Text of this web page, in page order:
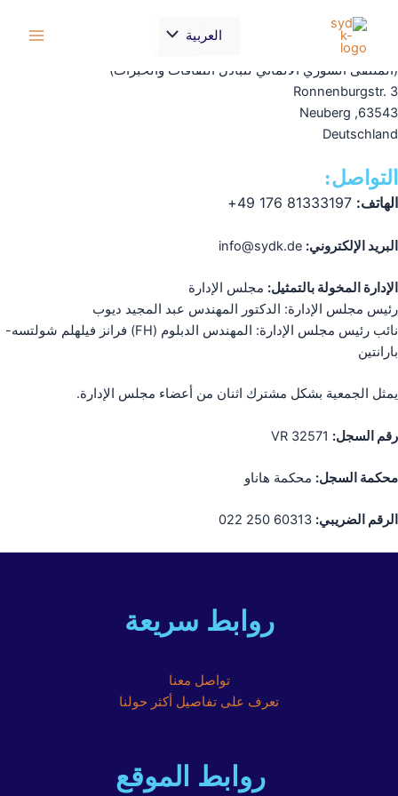
المحتوى
العربيةالقائمة
المعلومات القانونية
(الملتقى السوري الألماني لتبادل الثقافات والخبرات)
Ronnenburgstr. 3
63543, Neuberg
Deutschland
التواصل:
الهاتف:
البريد الإلكتروني:
الإدارة المخولة بالتمثيل: مجلس الإدارة
رئيس مجلس الإدارة: الدكتور المهندس عبد المجيد ديوب
نائب رئيس مجلس الإدارة: المهندس الدبلوم (FH) فرانز فيلهلم شولتسه-
بارانتين
يمثل الجمعية بشكل مشترك اثنان من أعضاء مجلس الإدارة.
رقم السجل:
محكمة السجل: محكمة هاناو
الرقم الضريبي:
روابط سريعة
تواصل معنا
تعرف على تفاصيل أكثر حولنا
روابط الموقع